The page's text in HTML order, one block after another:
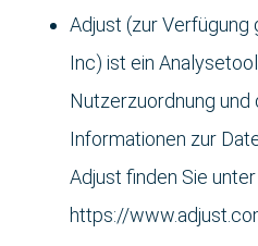
Adjust (zur
Inc) ist ein
Nutzerzuordnung und
Informationen zur
Adjust finden Sie unter
https://